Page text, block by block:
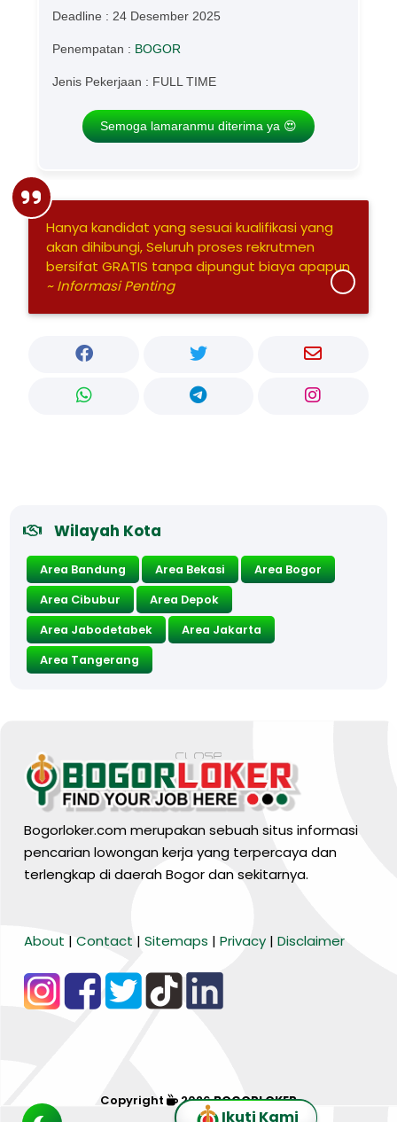
Deadline : 24 Desember 2025
Penempatan : BOGOR
Jenis Pekerjaan : FULL TIME
Semoga lamaranmu diterima ya 😍
Hanya kandidat yang sesuai kualifikasi yang
akan dihibungi, Seluruh proses rekrutmen
bersifat GRATIS tanpa dipungut biaya apapun
~ Informasi Penting
Wilayah Kota
Area Bandung Area Bekasi
Area Bogor
Area Cibubur
Area Depok
Area Jabodetabek
Area Jakarta
Area Tangerang
Bogorloker.com merupakan sebuah situs informasi
pencarian lowongan kerja yang terpercaya dan
terlengkap di daerah Bogor dan sekitarnya.
About | Contact | Sitemaps | Privacy | Disclaimer
Copyright 2026BOGORLOKER
Ikuti Kami